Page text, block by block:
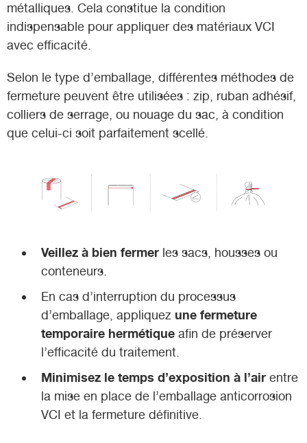
métalliques. Cela constitue la condition
indispensable pour appliquer des matériaux VCI
avec efficacité.
Selon le type d’emballage, différentes méthodes de
fermeture peuvent être utilisées : zip, ruban adhésif,
colliers de serrage, ou nouage du sac, à condition
que celui-ci soit parfaitement scellé.
Veillez à bien fermer les sacs, housses ou
conteneurs.
En cas d’interruption du processus
d’emballage, appliquez une fermeture
temporaire hermétique afin de préserver
l’efficacité du traitement.
Minimisez le temps d’exposition à l’air entre
la mise en place de l’emballage anticorrosion
VCI et la fermeture définitive.